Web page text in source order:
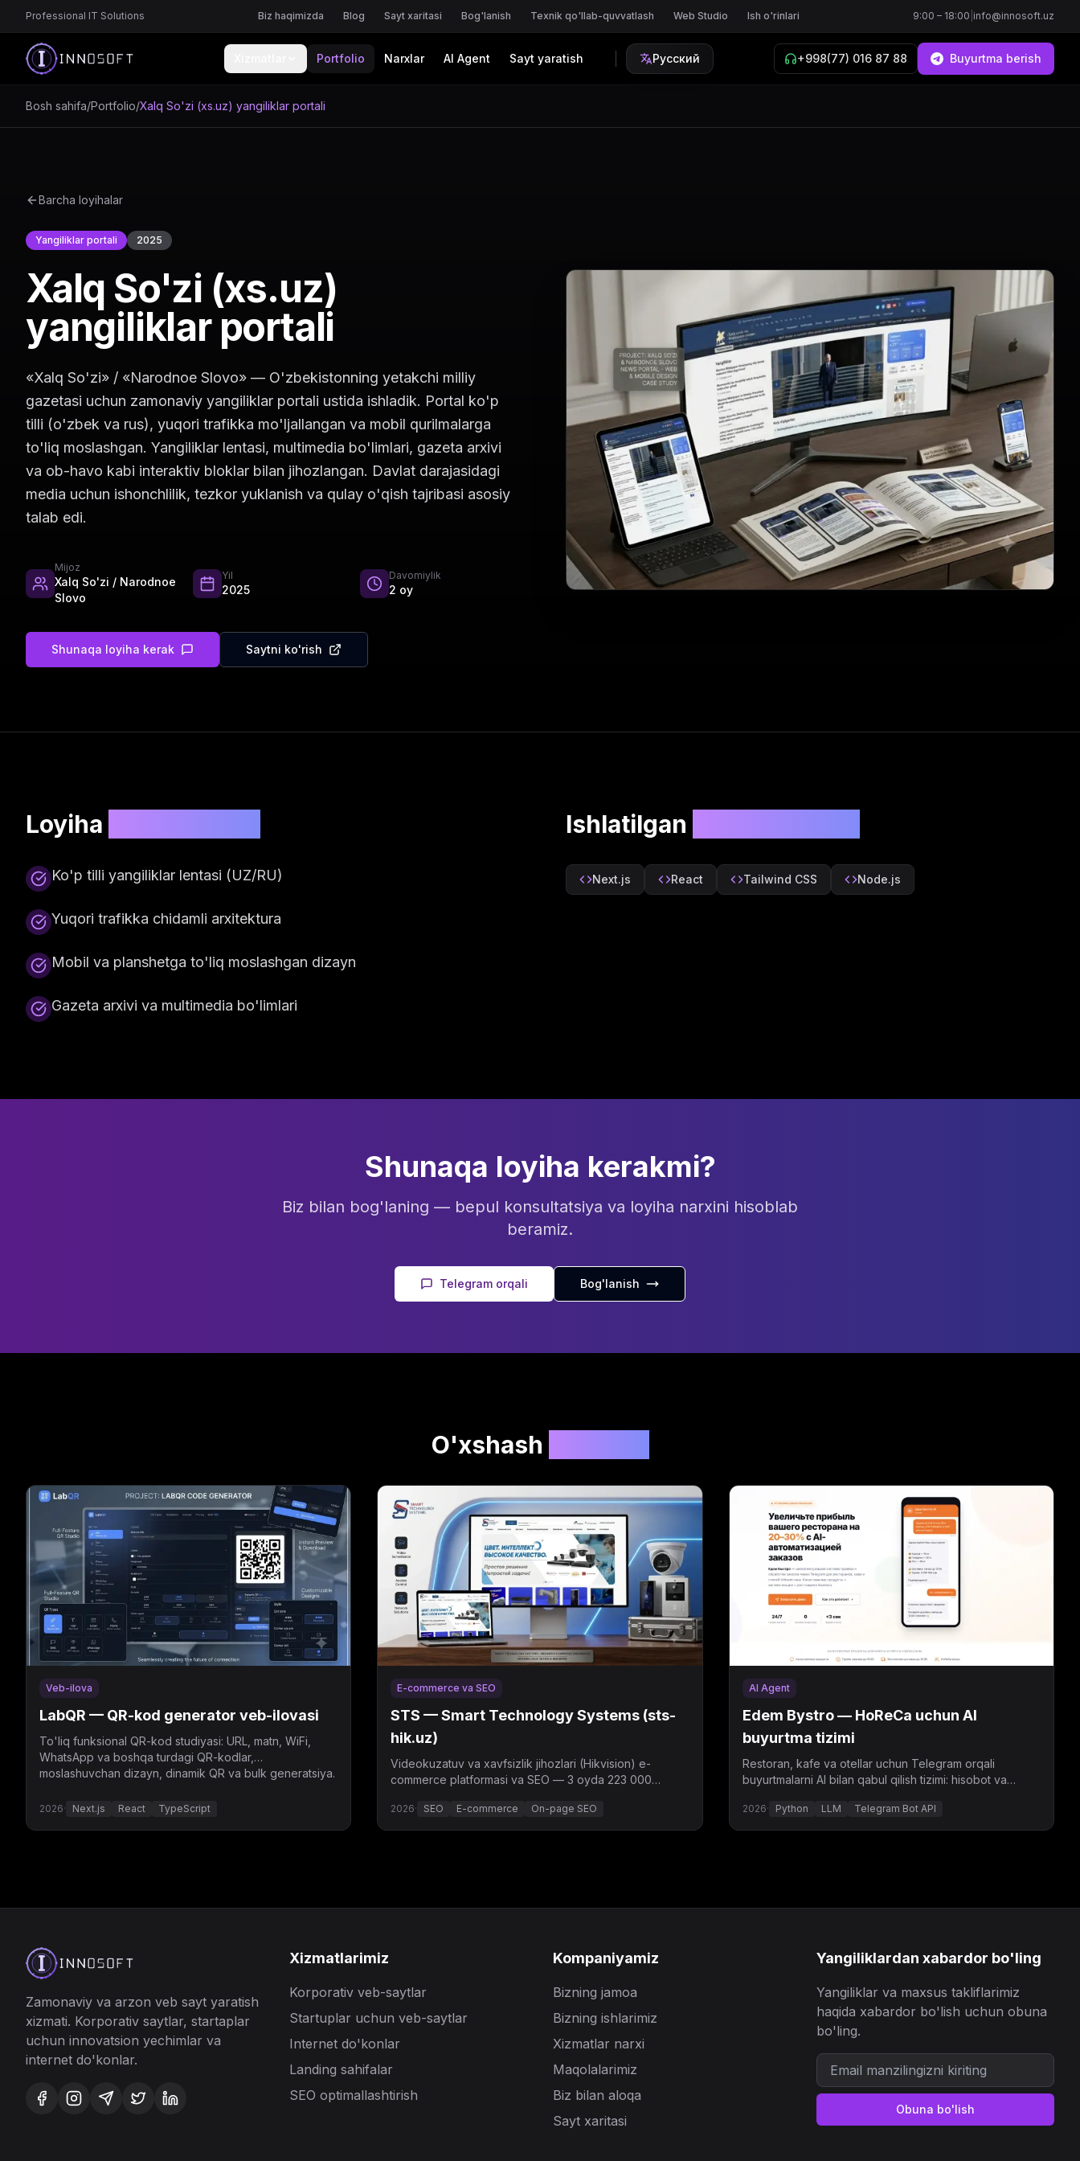
Professional IT Solutions Biz haqimizda Blog Sayt xaritasi Bog'lanish Texnik qo'llab-quvvatlash Web Studio Ish o'rinlari 9:00 – 18:00 info@innosoft.uz
Portfolio Narxlar AI Agent Sayt yaratish Русский +998(77) 016 87 88 Buyurtma berish
Bosh sahifa/Portfolio/Xalq So'zi (xs.uz) yangiliklar portali
Barcha loyihalar
Yangiliklar portali 2025
Xalq So'zi (xs.uz)
yangiliklar portali
«Xalq So'zi» / «Narodnoe Slovo» — O'zbekistonning yetakchi milliy
gazetasi uchun zamonaviy yangiliklar portali ustida ishladik. Portal ko'p
tilli (o'zbek va rus), yuqori trafikka mo'ljallangan va mobil qurilmalarga
to'liq moslashgan. Yangiliklar lentasi, multimedia bo'limlari, gazeta arxivi
va ob-havo kabi interaktiv bloklar bilan jihozlangan. Davlat darajasidagi
media uchun ishonchlilik, tezkor yuklanish va qulay o'qish tajribasi asosiy
talab edi.
Mijoz
Xalq So'zi / Narodnoe
Slovo
Yil
2025
Davomiylik
2 oy
Shunaqa loyiha kerak Saytni ko'rish
Loyiha
Ko'p tilli yangiliklar lentasi (UZ/RU)
Yuqori trafikka chidamli arxitektura
Mobil va planshetga to'liq moslashgan dizayn
Gazeta arxivi va multimedia bo'limlari
Ishlatilgan
Next.js React Tailwind CSS Node.js
Shunaqa loyiha kerakmi?
Biz bilan bog'laning — bepul konsultatsiya va loyiha narxini hisoblab
beramiz.
Telegram orqali Bog'lanish
O'xshash
Veb-ilova
LabQR — QR-kod generator veb-ilovasi
To'liq funksional QR-kod studiyasi: URL, matn, WiFi,
WhatsApp va boshqa turdagi QR-kodlar,
moslashuvchan dizayn, dinamik QR va bulk generatsiya.
2026· Next.js React TypeScript
E-commerce va SEO
STS — Smart Technology Systems (sts-
hik.uz)
Videokuzatuv va xavfsizlik jihozlari (Hikvision) e-
commerce platformasi va SEO — 3 oyda 223 000
2026· SEO E-commerce On-page SEO
AI Agent
Edem Bystro — HoReCa uchun AI
buyurtma tizimi
Restoran, kafe va otellar uchun Telegram orqali
buyurtmalarni AI bilan qabul qilish tizimi: hisobot va
2026· Python LLM Telegram Bot API
Zamonaviy va arzon veb sayt yaratish
xizmati. Korporativ saytlar, startaplar
uchun innovatsion yechimlar va
internet do'konlar.
Xizmatlarimiz
Korporativ veb-saytlar
Startuplar uchun veb-saytlar
Internet do'konlar
Landing sahifalar
SEO optimallashtirish
Kompaniyamiz
Bizning jamoa
Bizning ishlarimiz
Xizmatlar narxi
Maqolalarimiz
Biz bilan aloqa
Sayt xaritasi
Yangiliklardan xabardor bo'ling
Yangiliklar va maxsus takliflarimiz
haqida xabardor bo'lish uchun obuna
bo'ling.
Obuna bo'lish